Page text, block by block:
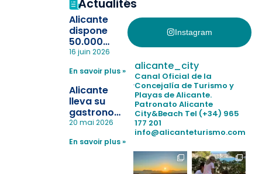
Actualités
Alicante
dispone
50.000
pulseras
la
pérdida de niños
en las
playas y
realiza con
simulacro de socorrismo
16 juin 2026
En savoir plus »
Alicante
lleva su
gastronomía
a Madrid
reforzar el
20 mai 2026
En savoir plus »
Instagram
alicante_city
Canal Oficial de la
Concejalía de Turismo y
Playas de Alicante.
Patronato Alicante
City&Beach Tel (+34) 965
177 201
info@alicanteturismo.com